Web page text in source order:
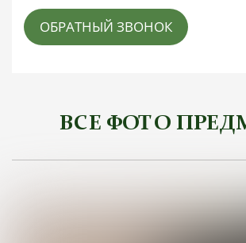
ОБРАТНЫЙ ЗВОНОК
ВСЕ ФОТО